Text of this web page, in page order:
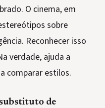
O cinema, em
sobre
Reconhecer isso
verdade, ajuda a
comparar estilos.
de